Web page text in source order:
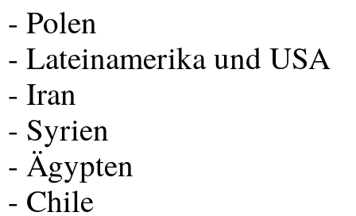
- Polen
- Lateinamerika undUSA
- Iran
- Syrien
- Ägypten
- Chile